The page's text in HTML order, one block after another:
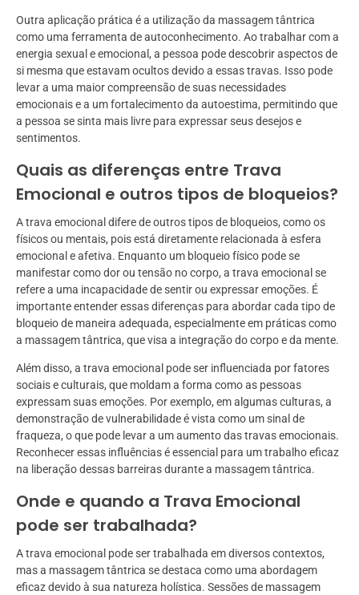
Outra aplicação prática é a utilização da massagem tântrica
como uma ferramenta de autoconhecimento. Ao trabalhar com a
energia sexual e emocional, a pessoa pode descobrir aspectos de
si mesma que estavam ocultos devido a essas travas. Isso pode
levar a uma maior compreensão de suas necessidades
emocionais e a um fortalecimento da autoestima, permitindo que
a pessoa se sinta mais livre para expressar seus desejos e
sentimentos.
Quais as diferenças entre Trava
Emocional e outros tipos de bloqueios?
A trava emocional difere de outros tipos de bloqueios, como os
físicos ou mentais, pois está diretamente relacionada à esfera
emocional e afetiva. Enquanto um bloqueio físico pode se
manifestar como dor ou tensão no corpo, a trava emocional se
refere a uma incapacidade de sentir ou expressar emoções. É
importante entender essas diferenças para abordar cada tipo de
bloqueio de maneira adequada, especialmente em práticas como
a massagem tântrica, que visa a integração do corpo e da mente.
Além disso, a trava emocional pode ser influenciada por fatores
sociais e culturais, que moldam a forma como as pessoas
expressam suas emoções. Por exemplo, em algumas culturas, a
demonstração de vulnerabilidade é vista como um sinal de
fraqueza, o que pode levar a um aumento das travas emocionais.
Reconhecer essas influências é essencial para um trabalho eficaz
na liberação dessas barreiras durante a massagem tântrica.
Onde e quando a Trava Emocional
pode ser trabalhada?
A trava emocional pode ser trabalhada em diversos contextos,
mas a massagem tântrica se destaca como uma abordagem
eficaz devido à sua natureza holística. Sessões de massagem